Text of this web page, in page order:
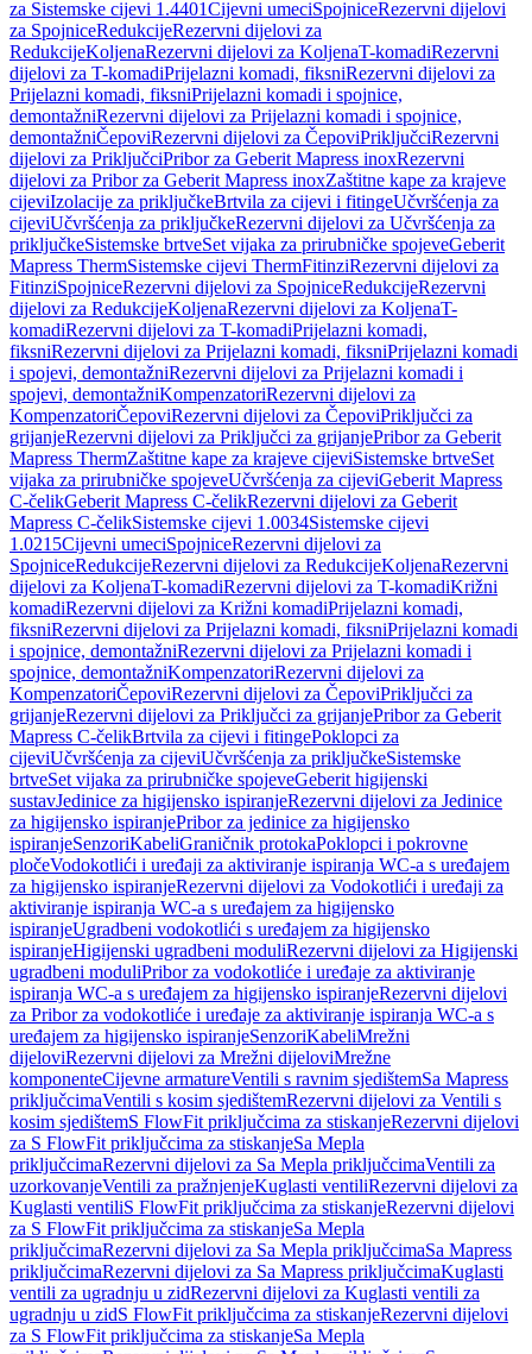
za Sistemske cijevi 1.4401Cijevni umeciSpojniceRezervni dijelovi
za SpojniceRedukcijeRezervni dijelovi za
RedukcijeKoljenaRezervni dijelovi za KoljenaT-komadiRezervni
dijelovi za T-komadiPrijelazni komadi, fiksniRezervni dijelovi za
Prijelazni komadi, fiksniPrijelazni komadi i spojnice,
demontažniRezervni dijelovi za Prijelazni komadi i spojnice,
demontažniČepoviRezervni dijelovi za ČepoviPriključciRezervni
dijelovi za PriključciPribor za Geberit Mapress inoxRezervni
dijelovi za Pribor za Geberit Mapress inoxZaštitne kape za krajeve
cijeviIzolacije za priključkeBrtvila za cijevi i fitingeUčvršćenja za
cijeviUčvršćenja za priključkeRezervni dijelovi za Učvršćenja za
priključkeSistemske brtveSet vijaka za prirubničke spojeveGeberit
Mapress ThermSistemske cijevi ThermFitinziRezervni dijelovi za
FitinziSpojniceRezervni dijelovi za SpojniceRedukcijeRezervni
dijelovi za RedukcijeKoljenaRezervni dijelovi za KoljenaT-
komadiRezervni dijelovi za T-komadiPrijelazni komadi,
fiksniRezervni dijelovi za Prijelazni komadi, fiksniPrijelazni komadi
i spojevi, demontažniRezervni dijelovi za Prijelazni komadi i
spojevi, demontažniKompenzatoriRezervni dijelovi za
KompenzatoriČepoviRezervni dijelovi za ČepoviPriključci za
grijanjeRezervni dijelovi za Priključci za grijanjePribor za Geberit
Mapress ThermZaštitne kape za krajeve cijeviSistemske brtveSet
vijaka za prirubničke spojeveUčvršćenja za cijeviGeberit Mapress
C-čelikGeberit Mapress C-čelikRezervni dijelovi za Geberit
Mapress C-čelikSistemske cijevi 1.0034Sistemske cijevi
1.0215Cijevni umeciSpojniceRezervni dijelovi za
SpojniceRedukcijeRezervni dijelovi za RedukcijeKoljenaRezervni
dijelovi za KoljenaT-komadiRezervni dijelovi za T-komadiKrižni
komadiRezervni dijelovi za Križni komadiPrijelazni komadi,
fiksniRezervni dijelovi za Prijelazni komadi, fiksniPrijelazni komadi
i spojnice, demontažniRezervni dijelovi za Prijelazni komadi i
spojnice, demontažniKompenzatoriRezervni dijelovi za
KompenzatoriČepoviRezervni dijelovi za ČepoviPriključci za
grijanjeRezervni dijelovi za Priključci za grijanjePribor za Geberit
Mapress C-čelikBrtvila za cijevi i fitingePoklopci za
cijeviUčvršćenja za cijeviUčvršćenja za priključkeSistemske
brtveSet vijaka za prirubničke spojeveGeberit higijenski
sustavJedinice za higijensko ispiranjeRezervni dijelovi za Jedinice
za higijensko ispiranjePribor za jedinice za higijensko
ispiranjeSenzoriKabeliGraničnik protokaPoklopci i pokrovne
pločeVodokotlići i uređaji za aktiviranje ispiranja WC-a s uređajem
za higijensko ispiranjeRezervni dijelovi za Vodokotlići i uređaji za
aktiviranje ispiranja WC-a s uređajem za higijensko
ispiranjeUgradbeni vodokotlići s uređajem za higijensko
ispiranjeHigijenski ugradbeni moduliRezervni dijelovi za Higijenski
ugradbeni moduliPribor za vodokotliće i uređaje za aktiviranje
ispiranja WC-a s uređajem za higijensko ispiranjeRezervni dijelovi
za Pribor za vodokotliće i uređaje za aktiviranje ispiranja WC-a s
uređajem za higijensko ispiranjeSenzoriKabeliMrežni
dijeloviRezervni dijelovi za Mrežni dijeloviMrežne
komponenteCijevne armatureVentili s ravnim sjedištemSa Mapress
priključcimaVentili s kosim sjedištemRezervni dijelovi za Ventili s
kosim sjedištemS FlowFit priključcima za stiskanjeRezervni dijelovi
za S FlowFit priključcima za stiskanjeSa Mepla
priključcimaRezervni dijelovi za Sa Mepla priključcimaVentili za
uzorkovanjeVentili za pražnjenjeKuglasti ventiliRezervni dijelovi za
Kuglasti ventiliS FlowFit priključcima za stiskanjeRezervni dijelovi
za S FlowFit priključcima za stiskanjeSa Mepla
priključcimaRezervni dijelovi za Sa Mepla priključcimaSa Mapress
priključcimaRezervni dijelovi za Sa Mapress priključcimaKuglasti
ventili za ugradnju u zidRezervni dijelovi za Kuglasti ventili za
ugradnju u zidS FlowFit priključcima za stiskanjeRezervni dijelovi
za S FlowFit priključcima za stiskanjeSa Mepla